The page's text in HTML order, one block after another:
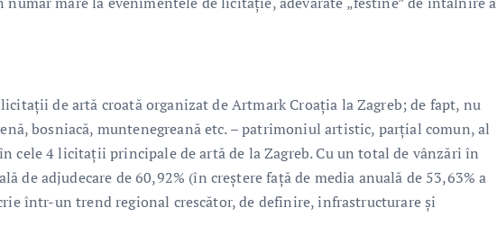
de artă croată organizat de Artmark Croația la Zagreb; de fapt, nu
bosniacă, muntenegreană etc. – patrimoniul artistic, parțial comun, al
cele 4 licitații principale de artă de la Zagreb. Cu un total de vânzări în
de adjudecare de 60,92% (în creștere față de media anuală de 53,63% a
într-un trend regional crescător, de definire, infrastructurare și